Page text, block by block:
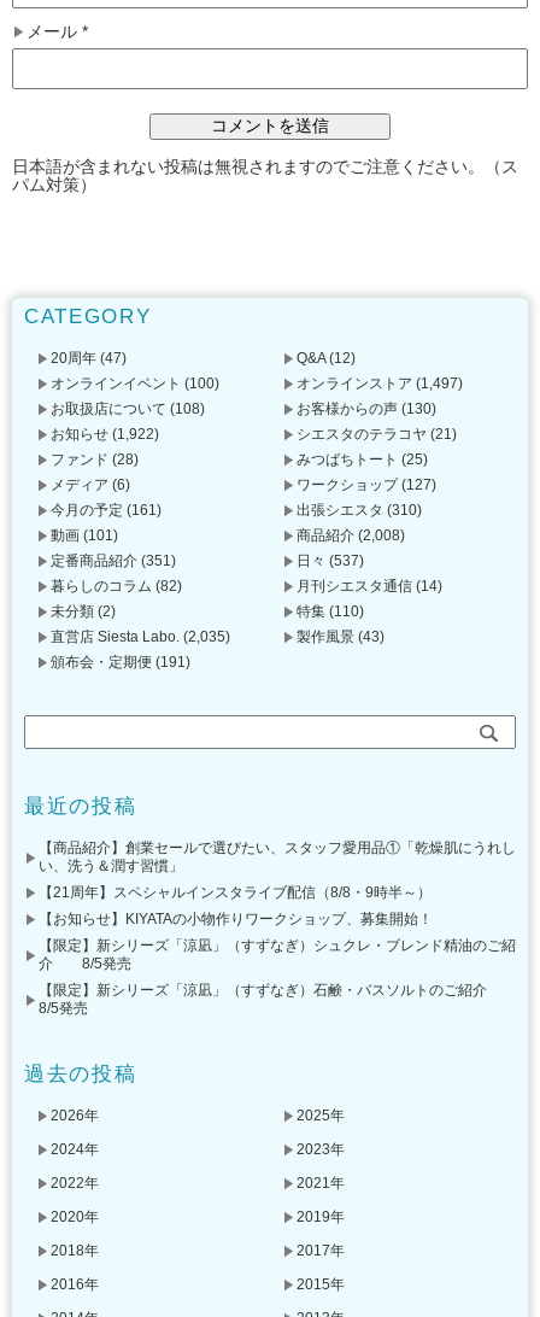
メール *
日本語が含まれない投稿は無視されますのでご注意ください。（ス
パム対策）
CATEGORY
20周年 (47) Q&A(12)
オンラインイベント (100) オンラインストア (1,497)
お取扱店について (108) お客様からの声 (130)
お知らせ (1,922) シエスタのテラコヤ (21)
ファンド (28) みつばちトート (25)
メディア (6) ワークショップ(127)
今月の予定 (161) 出張シエスタ (310)
動画 (101) 商品紹介 (2,008)
定番商品紹介 (351) 日々 (537)
暮らしのコラム (82) 月刊シエスタ通信 (14)
未分類 (2) 特集 (110)
直営店 Siesta Labo. (2,035) 製作風景 (43)
頒布会・定期便 (191)
最近の投稿
【商品紹介】創業セールで選びたい、スタッフ愛用品①「乾燥肌にうれし
い、洗う＆潤す習慣」
【21周年】スペシャルインスタライブ配信（8/8・9時半～）
【お知らせ】KIYATAの小物作りワークショップ、募集開始！
【限定】新シリーズ「涼凪」（すずなぎ）シュクレ・ブレンド精油のご紹
介 8/5発売
【限定】新シリーズ「涼凪」（すずなぎ）石鹸・バスソルトのご紹介
8/5発売
過去の投稿
2026年
2025年
2024年
2023年
2022年
2021年
2020年
2019年
2018年
2017年
2016年
2015年